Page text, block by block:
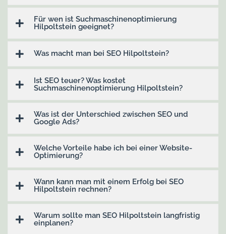
Für wen ist Suchmaschinenoptimierung
Hilpoltstein geeignet?
Was macht man bei SEO Hilpoltstein?
Ist SEO teuer? Was kostet
Suchmaschinenoptimierung Hilpoltstein?
Was ist der Unterschied zwischen SEO und
Google Ads?
Welche Vorteile habe ich bei einer Website-
Optimierung?
Wann kann man mit einem Erfolg bei SEO
Hilpoltstein rechnen?
Warum sollte man SEO Hilpoltstein langfristig
einplanen?